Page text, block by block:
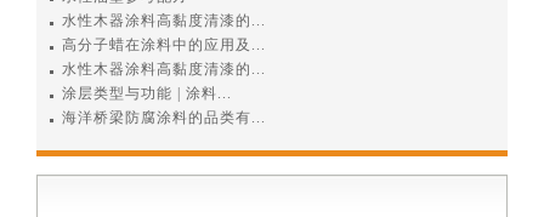
水性木器涂料高黏度清漆的...
高分子蜡在涂料中的应用及...
水性木器涂料高黏度清漆的...
涂层类型与功能 | 涂料...
海洋桥梁防腐涂料的品类有...